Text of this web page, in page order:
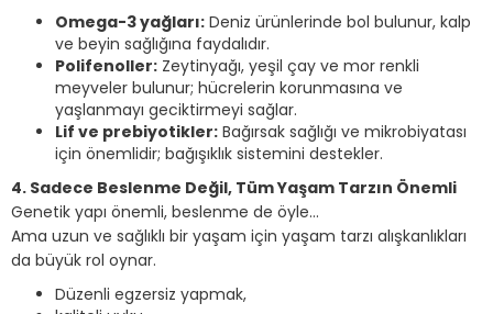
Omega-3 yağları: Deniz ürünlerinde bol bulunur, kalp
ve beyin sağlığına faydalıdır.
Polifenoller: Zeytinyağı, yeşil çay ve mor renkli
meyveler bulunur; hücrelerin korunmasına ve
yaşlanmayı geciktirmeyi sağlar.
Lif ve prebiyotikler: Bağırsak sağlığı ve mikrobiyatası
için önemlidir; bağışıklık sistemini destekler.
4. Sadece Beslenme Değil, Tüm Yaşam Tarzın Önemli
Genetik yapı önemli, beslenme de öyle…
Ama uzun ve sağlıklı bir yaşam için yaşam tarzı alışkanlıkları
da büyük rol oynar.
Düzenli egzersiz yapmak,